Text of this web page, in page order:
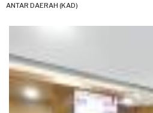
ANTAR DAERAH (KAD)